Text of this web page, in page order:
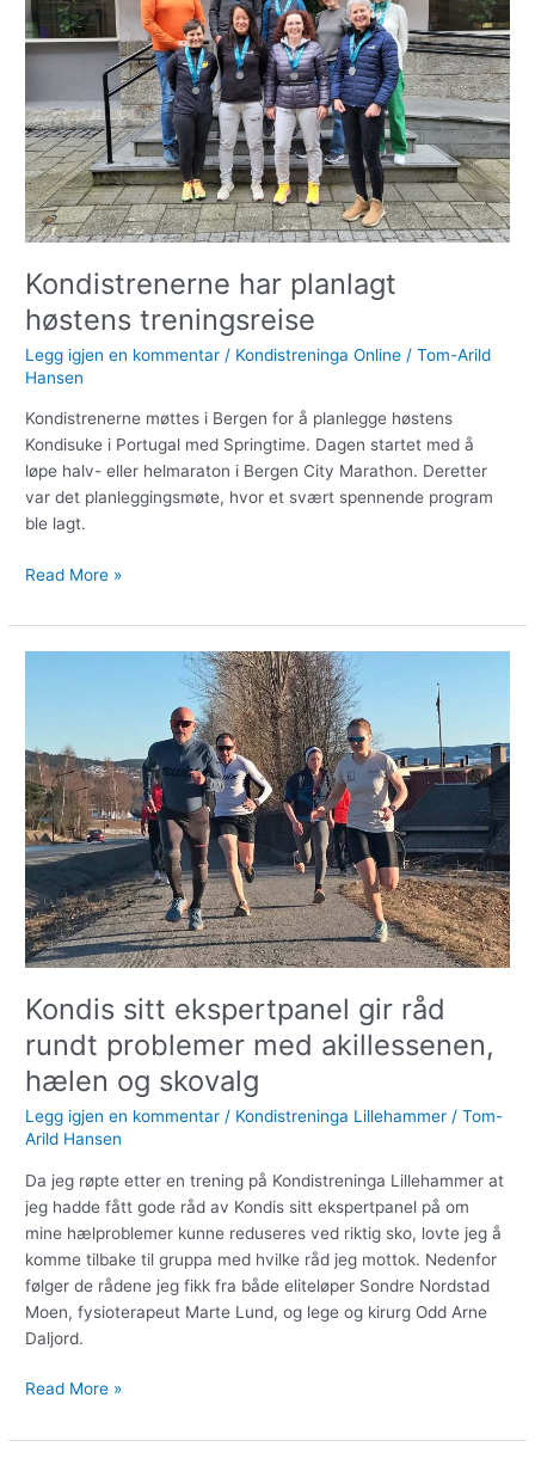
Kondistrenerne har planlagt
høstens treningsreise
Legg igjen en kommentar / Kondistreninga Online /Tom-Arild
Hansen
Kondistrenerne møttes i Bergen for å planlegge høstens
Kondisuke i Portugal med Springtime. Dagen startet med å
løpe halv- eller helmaraton i Bergen City Marathon. Deretter
var det planleggingsmøte, hvor et svært spennende program
ble lagt.
Read More »
Kondis sitt ekspertpanel gir råd
rundt problemer med akillessenen,
hælen og skovalg
Legg igjen en kommentar / Kondistreninga Lillehammer /Tom-
Arild Hansen
Da jeg røpte etter en trening på Kondistreninga Lillehammer at
jeg hadde fått gode råd av Kondis sitt ekspertpanel på om
mine hælproblemer kunne reduseres ved riktig sko, lovte jeg å
komme tilbake til gruppa med hvilke råd jeg mottok. Nedenfor
følger de rådene jeg fikk fra både eliteløper Sondre Nordstad
Moen, fysioterapeut Marte Lund, og lege og kirurg Odd Arne
Daljord.
råd
rundt
problemer
med
akillessenen,
hælen
og
skovalg
Read More »